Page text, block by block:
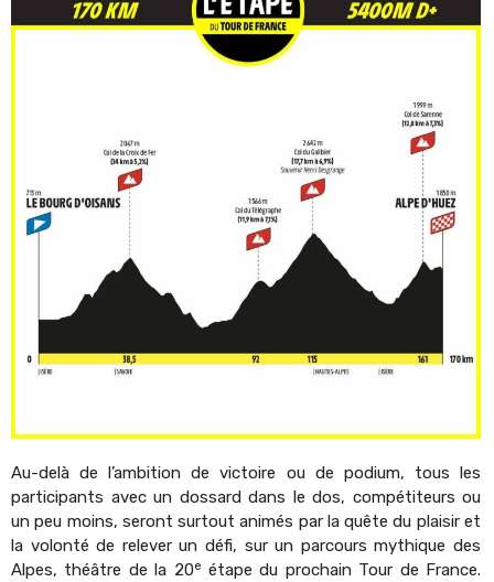
Au-delà de l’ambition de victoire ou de podium, tous les
participants avec un dossard dans le dos, compétiteurs ou
un peu moins, seront surtout animés par la quête du plaisir et
la volonté de relever un défi, sur un parcours mythique des
Alpes, théâtre de la 20e étape du prochain Tour de France.